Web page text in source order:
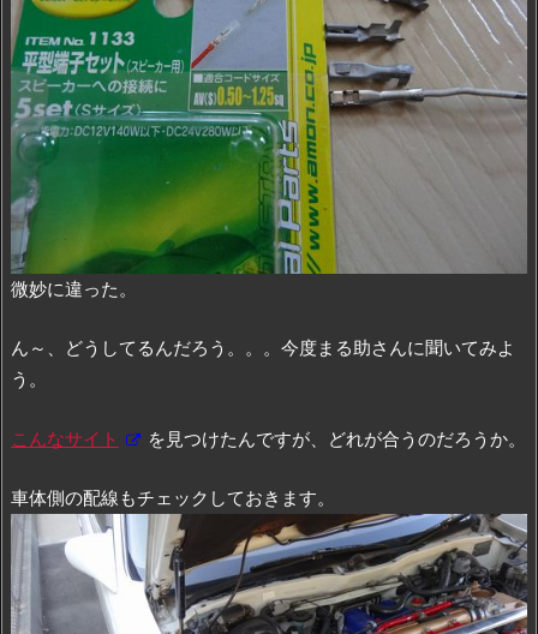
微妙に違った。
ん～、どうしてるんだろう。。。今度まる助さんに聞いてみよ
う。
こんなサイト を見つけたんですが、どれが合うのだろうか。
車体側の配線もチェックしておきます。